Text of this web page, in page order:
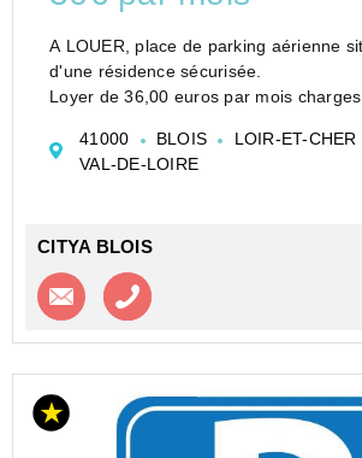
A LOUER, place de parking aérienne
d'une résidence sécurisée.
Loyer de 36,00 euros par mois
à la régularisation annuelle).
Vous pouvez consulter les barè...
41000 BLOIS LOIR-ET-CHER
VAL-DE-LOIRE
CITYA BLOIS
Contacter l'agence